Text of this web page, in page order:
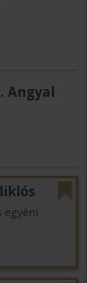
Angyal
egyéni